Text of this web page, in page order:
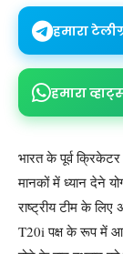
हमारा
हमारा
भारत के पूर्व क्रिकेटर
मानकों में ध्यान देने
राष्ट्रीय टीम के
T20i पक्ष के रूप में